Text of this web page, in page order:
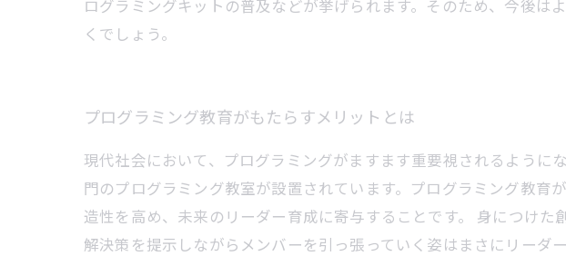
ログラミングキットの普及などが挙げられます。そのため、今後
くでしょう。
プログラミング教育がもたらすメリットとは
現代社会において、プログラミングがますます重要視されるよう
門のプログラミング教室が設置されています。プログラミング教
造性を高め、未来のリーダー育成に寄与することです。 身につけ
解決策を提示しながらメンバーを引っ張っていく姿はまさにリーダー